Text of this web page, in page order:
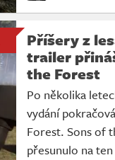
Příšery z
trailer
the Forest
Po několika
vydání
Forest. Sons of
přesunulo na